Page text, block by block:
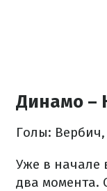
Динамо –
Голы:
Уже в начале
два момента.